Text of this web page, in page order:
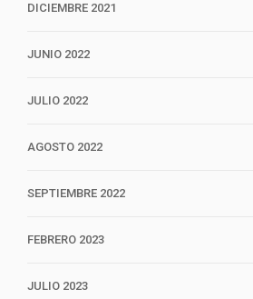
DICIEMBRE 2021
JUNIO 2022
JULIO 2022
AGOSTO 2022
SEPTIEMBRE 2022
FEBRERO 2023
JULIO 2023